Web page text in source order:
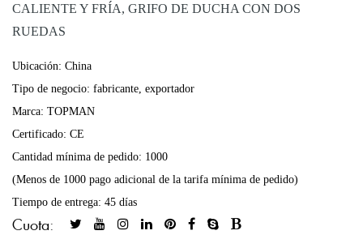
CALIENTE Y FRÍA, GRIFO DE DUCHA CON DOS
RUEDAS
Ubicación: China
Tipo de negocio: fabricante, exportador
Marca: TOPMAN
Certificado: CE
Cantidad mínima de pedido: 1000
(Menos de 1000 pago adicional de la tarifa mínima de pedido)
Tiempo de entrega: 45 días
Cuota: